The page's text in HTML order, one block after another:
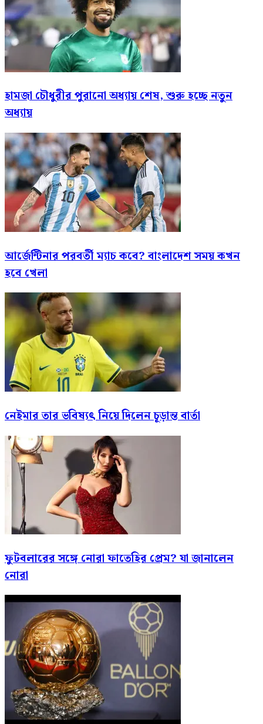
হামজা চৌধুরীর পুরানো অধ্যায় শেষ, শুরু হচ্ছে নতুন
অধ্যায়
আর্জেন্টিনার পরবর্তী ম্যাচ কবে? বাংলাদেশ সময় কখন
হবে খেলা
নেইমার তার ভবিষ্যৎ নিয়ে দিলেন চূড়ান্ত বার্তা
ফুটবলারের সঙ্গে নোরা ফাতেহির প্রেম? যা জানালেন
নোরা